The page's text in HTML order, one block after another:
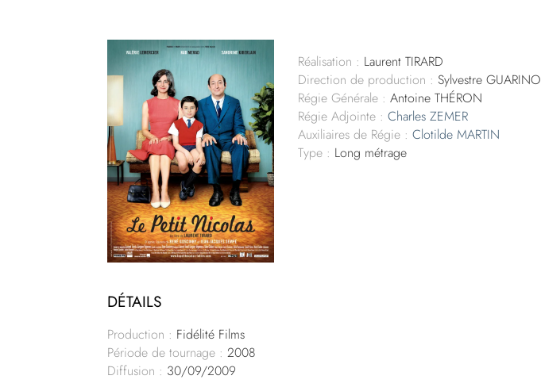
Réalisation : Laurent TIRARD
Direction de production : Sylvestre GUARINO
Régie Générale : Antoine THÉRON
Régie Adjointe : Charles ZEMER
Auxiliaires de Régie : Clotilde MARTIN
Type : Long métrage
DÉTAILS
Production : Fidélité Films
Période de tournage : 2008
Diffusion : 30/09/2009